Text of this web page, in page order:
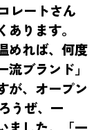
レートさん
ります。
めれば、何度
ブランド」
が、オープン
うぜ、一